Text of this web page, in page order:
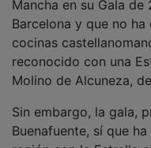
Barcelona y que no
cocinas
reconocido con una
Molino de Alcuneza,
Buenafuente, sí que
región con la Estrella